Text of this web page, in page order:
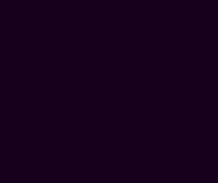
erreicht werden.
gerade bei Kronen-
im Bereich der großen
Metallgerüste verwendet.
aus der sehr
Keramik gefertigt
also die in den
künstlichen